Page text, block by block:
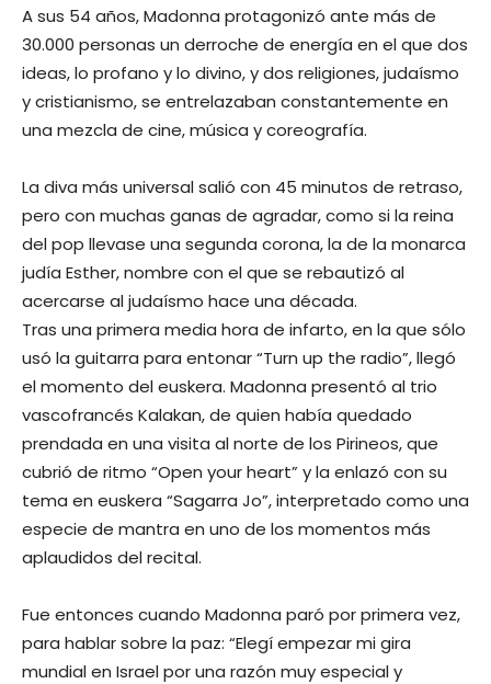
A sus 54 años, Madonna protagonizó ante más de
30.000 personas un derroche de energía en el que dos
ideas, lo profano y lo divino, y dos religiones, judaísmo
y cristianismo, se entrelazaban constantemente en
una mezcla de cine, música y coreografía.
La diva más universal salió con 45 minutos de retraso,
pero con muchas ganas de agradar, como si la reina
del pop llevase una segunda corona, la de la monarca
judía Esther, nombre con el que se rebautizó al
acercarse al judaísmo hace una década.
Tras una primera media hora de infarto, en la que sólo
usó la guitarra para entonar “Turn up the radio”, llegó
el momento del euskera. Madonna presentó al trio
vascofrancés Kalakan, de quien había quedado
prendada en una visita al norte de los Pirineos, que
cubrió de ritmo “Open your heart” y la enlazó con su
tema en euskera “Sagarra Jo”, interpretado como una
especie de mantra en uno de los momentos más
aplaudidos del recital.
Fue entonces cuando Madonna paró por primera vez,
para hablar sobre la paz: “Elegí empezar mi gira
mundial en Israel por una razón muy especial y